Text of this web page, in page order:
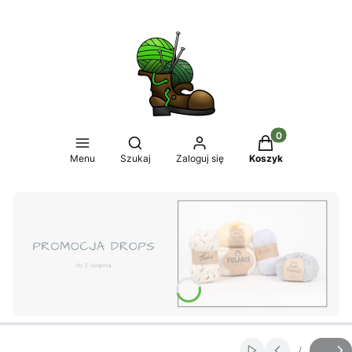
Menu
Otwórz wyszukiwarkę
Szukaj Zaloguj się
Produkty w
Koszyk
Naciśnij Enter lub spację, aby otworzyć stronę.